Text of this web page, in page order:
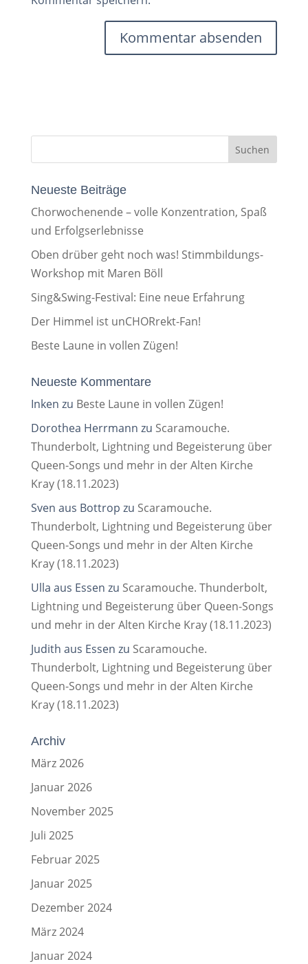
Neueste Beiträge
Chorwochenende – volle Konzentration, Spaß
und Erfolgserlebnisse
Oben drüber geht noch was! Stimmbildungs-
Workshop mit Maren Böll
Sing&Swing-Festival: Eine neue Erfahrung
Der Himmel ist unCHORrekt-Fan!
Beste Laune in vollen Zügen!
Neueste Kommentare
Inken zu Beste Laune in vollen Zügen!
Dorothea Herrmann zu Scaramouche.
Thunderbolt, Lightning und Begeisterung über
Queen-Songs und mehr in der Alten Kirche
Kray (18.11.2023)
Sven aus Bottrop zu Scaramouche.
Thunderbolt, Lightning und Begeisterung über
Queen-Songs und mehr in der Alten Kirche
Kray (18.11.2023)
Ulla aus Essen zu Scaramouche. Thunderbolt,
Lightning und Begeisterung über Queen-Songs
und mehr in der Alten Kirche Kray (18.11.2023)
Judith aus Essen zu Scaramouche.
Thunderbolt, Lightning und Begeisterung über
Queen-Songs und mehr in der Alten Kirche
Kray (18.11.2023)
Archiv
März 2026
Januar 2026
November 2025
Juli 2025
Februar 2025
Januar 2025
Dezember 2024
März 2024
Januar 2024